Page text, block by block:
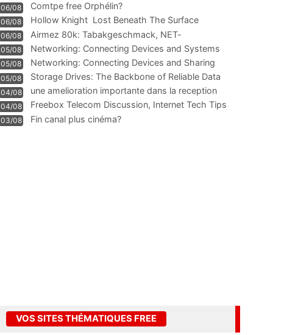
06/08 Comtpe free Orphélin?
06/08 Hollow Knight  Lost Beneath The Surface
06/08
Airmez 80k: Tabakgeschmack, NET-
Technologie und Leistung im
05/08 Networking: Connecting Devices and Systems
05/08
Networking: Connecting Devices and Sharing
Information
05/08
Storage Drives: The Backbone of Reliable Data
Management
04/08
une amelioration importante dans la reception
WIFI
04/08
Freebox Telecom Discussion, Internet Tech Tips
Communi
03/08 Fin canal plus cinéma?
VOS SITES THÉMATIQUES FREE